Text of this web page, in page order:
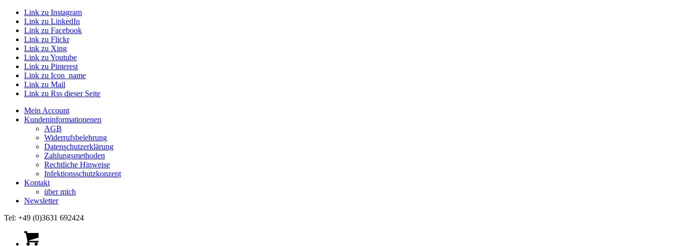
Link zu Instagram
Link zu LinkedIn
Link zu Facebook
Link zu Flickr
Link zu Xing
Link zu Youtube
Link zu Pinterest
Link zu Icon_name
Link zu Mail
Link zu Rss dieser Seite
Mein Account
Kundeninformationenen
AGB
Widerrufsbelehrung
Datenschutzerklärung
Zahlungsmethoden
Rechtliche Hinweise
Infektionsschutzkonzept
Kontakt
über mich
Newsletter
Tel: +49 (0)3631 692424